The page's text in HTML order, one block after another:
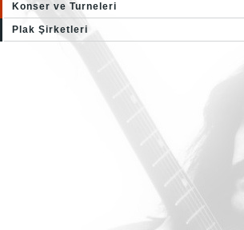
Konser ve Turneleri
Plak Şirketleri